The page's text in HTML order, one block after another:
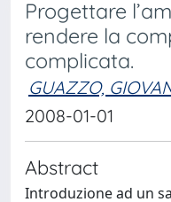
Progettare
rendere la
complicata.
GUAZZO,
2008-01-01
Abstract
Introduzione ad un